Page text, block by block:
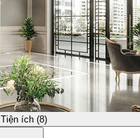
Tiện ích (8)